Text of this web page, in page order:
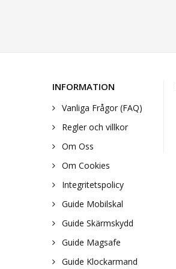
INFORMATION
Vanliga Frågor (FAQ)
Regler och villkor
Om Oss
Om Cookies
Integritetspolicy
Guide Mobilskal
Guide Skärmskydd
Guide Magsafe
Guide Klockarmand